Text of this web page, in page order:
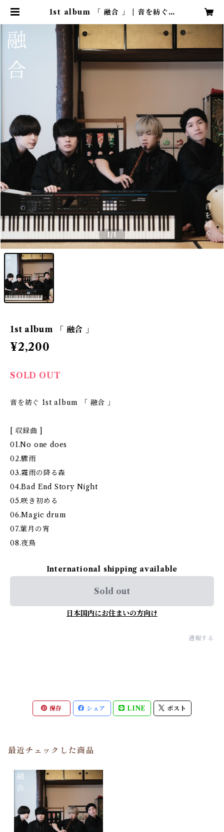
1st album 「 融合 」 | 音を紡ぐ /
1/1
1st album 「 融合 」
¥2,200
SOLD OUT
音を紡ぐ 1st album 「 融合 」
[ 収録曲 ]
01.No one does
02.驟雨
03.霧雨の降る森
04.Bad End Story Night
05.咲き初める
06.Magic drum
07.葉月の宵
08.夜鳥
International shipping available
Sold out
日本国内にお住まいの方向け
通報する
保存 シェア LINE ポスト
最近チェックした商品